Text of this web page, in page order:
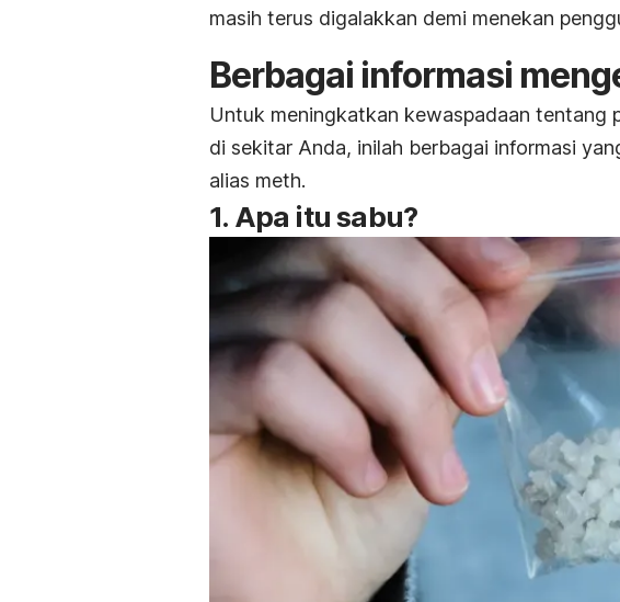
masih terus digalakkan demi menekan
Berbagai informasi
Untuk meningkatkan kewaspadaan tentang
di sekitar Anda, inilah berbagai informasi
alias meth.
1. Apa itu sabu?